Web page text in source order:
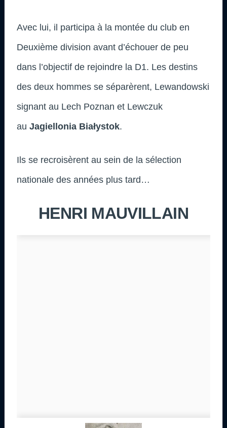
Avec lui, il participa à la montée du club en
Deuxième division avant d’échouer de peu
dans l’objectif de rejoindre la D1. Les destins
des deux hommes se séparèrent, Lewandowski
signant au Lech Poznan et Lewczuk
au Jagiellonia Białystok.
Ils se recroisèrent au sein de la sélection
nationale des années plus tard…
HENRI MAUVILLAIN